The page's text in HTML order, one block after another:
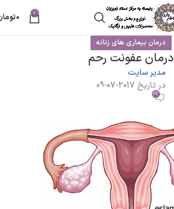
0
0
درمان بیماری های زنانه
درمان عفونت رحم
مدیر سایت
در تاریخ 2017-07-09
17